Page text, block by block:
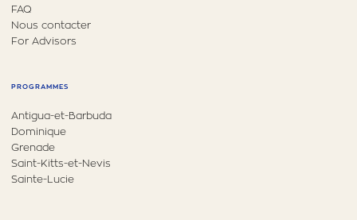
FAQ
Nous contacter
For Advisors
PROGRAMMES
Antigua-et-Barbuda
Dominique
Grenade
Saint-Kitts-et-Nevis
Sainte-Lucie